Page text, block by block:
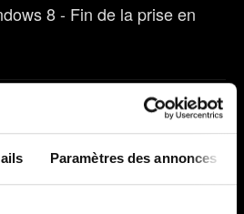
Paramètres des annonces
8 - Fin de la prise en